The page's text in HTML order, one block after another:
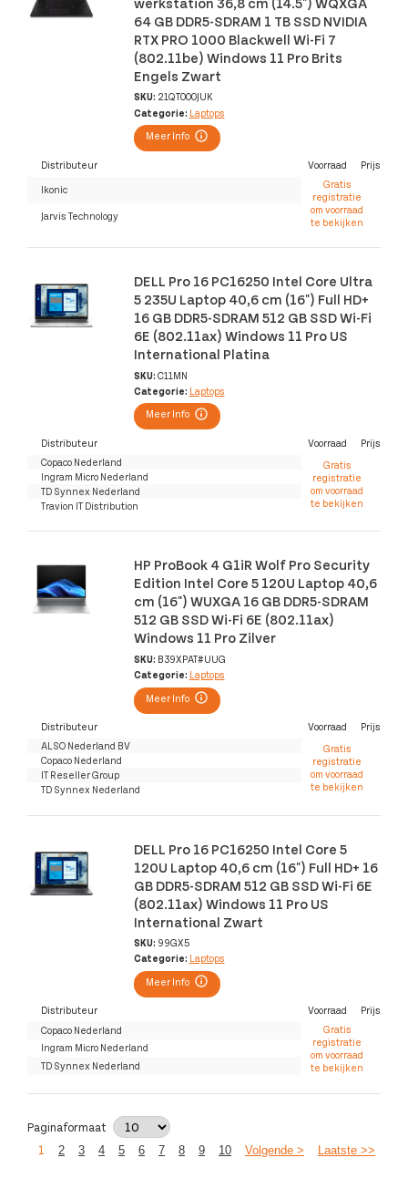
64 GB DDR5-SDRAM 1 TB SSD NVIDIA
RTX PRO 1000 Blackwell Wi-Fi 7
(802.11be) Windows 11 Pro Brits
Engels Zwart
SKU: 21QT000JUK
Categorie: Laptops
Meer Info
Distributeur Voorraad Prijs
Ikonic
Gratis
registratie
om voorraad
te bekijken
Jarvis Technology
DELL Pro 16 PC16250 Intel Core Ultra
5 235U Laptop 40,6 cm (16") Full HD+
16 GB DDR5-SDRAM 512 GB SSD Wi-Fi
6E (802.11ax) Windows 11 Pro US
International Platina
SKU: C11MN
Categorie: Laptops
Meer Info
Distributeur Voorraad
Prijs
Copaco Nederland
Gratis
registratie
om voorraad
te bekijken
Ingram Micro Nederland
TD Synnex Nederland
Travion IT Distribution
HP ProBook 4 G1iR Wolf Pro Security
Edition Intel Core 5 120U Laptop 40,6
cm (16") WUXGA 16 GB DDR5-SDRAM
512 GB SSD Wi-Fi 6E (802.11ax)
Windows 11 Pro Zilver
SKU: B39XPAT#UUG
Categorie: Laptops
Meer Info
Distributeur Voorraad
Prijs
ALSO Nederland BV
Gratis
registratie
om voorraad
te bekijken
Copaco Nederland
IT Reseller Group
TD Synnex Nederland
DELL Pro 16 PC16250 Intel Core 5
120U Laptop 40,6 cm (16") Full HD+ 16
GB DDR5-SDRAM 512 GB SSD Wi-Fi 6E
(802.11ax) Windows 11 Pro US
International Zwart
SKU: 99GX5
Categorie: Laptops
Meer Info
Distributeur Voorraad
Prijs
Copaco Nederland
Gratis
registratie
om voorraad
te bekijken
Ingram Micro Nederland
TD Synnex Nederland
Paginaformaat
1
2 3 4 5 6 7 8 9 10 Volgende > Laatste >>